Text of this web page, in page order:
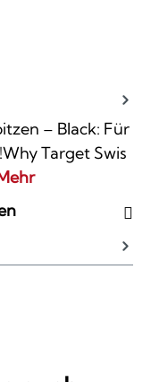
– Black: Für
Target Swis